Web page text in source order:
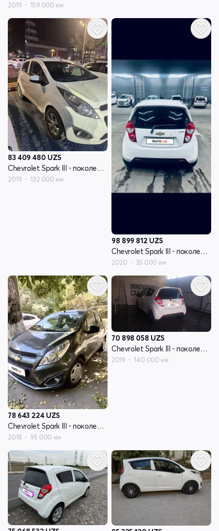
2019 159 000 км
83 409 480 UZS
Chevrolet Spark III - поколение
2019 132 000 км
98 899 812 UZS
Chevrolet Spark III - поколение
2020 35 000 км
78 643 224 UZS
Chevrolet Spark III - поколение
2018 95 000 км
70 898 058 UZS
Chevrolet Spark III - поколение
2019 140 000 км